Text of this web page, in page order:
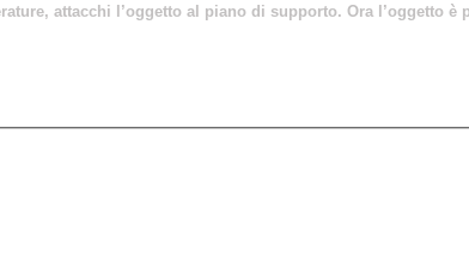
attacchi l’oggetto al piano di supporto. Ora l’oggetto è